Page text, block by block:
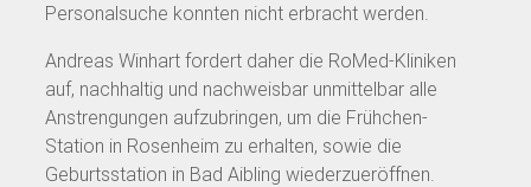
Personalsuche konnten nicht erbracht werden.
Andreas Winhart fordert daher die RoMed-Kliniken
auf, nachhaltig und nachweisbar unmittelbar alle
Anstrengungen aufzubringen, um die Frühchen-
Station in Rosenheim zu erhalten, sowie die
Geburtsstation in Bad Aibling wiederzueröffnen.